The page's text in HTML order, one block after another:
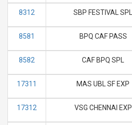
8312 SBP FESTIVAL SPL
8581 BPQ CAF PASS
8582 CAF BPQ SPL
17311 MAS UBL SF EXP
17312 VSG CHENNAI EXP